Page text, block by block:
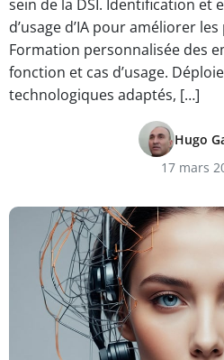
sein de la DSI. Identification et
d’usage d’IA pour améliorer
Formation personnalisée des
fonction et cas d’usage.
technologiques adaptés, […]
Hugo
17 mars